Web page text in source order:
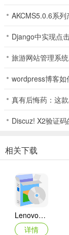
AKCMS5.0.6系列
Django中实现点
旅游网站管理系
wordpress博客如
真有后悔药：这
Discuz! X2验证
相关下载
Lenovo联想 Ideapad Z465/Z565系列笔记本 声卡驱动
详情